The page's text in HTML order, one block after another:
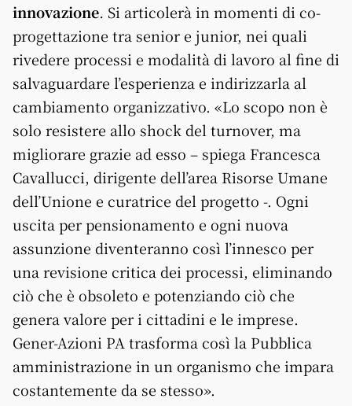
innovazione. Si articolerà in momenti di co-
progettazione tra senior e junior, nei quali
rivedere processi e modalità di lavoro al fine di
salvaguardare l’esperienza e indirizzarla al
cambiamento organizzativo. «Lo scopo non è
solo resistere allo shock del turnover, ma
migliorare grazie ad esso – spiega Francesca
Cavallucci, dirigente dell’area Risorse Umane
dell’Unione e curatrice del progetto -. Ogni
uscita per pensionamento e ogni nuova
assunzione diventeranno così l’innesco per
una revisione critica dei processi, eliminando
ciò che è obsoleto e potenziando ciò che
genera valore per i cittadini e le imprese.
Gener-Azioni PA trasforma così la Pubblica
amministrazione in un organismo che impara
costantemente da se stesso».